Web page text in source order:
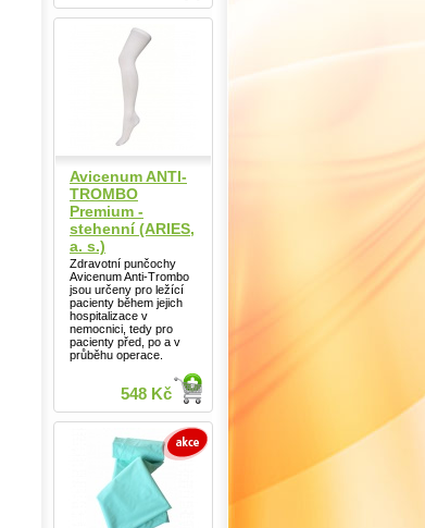
Avicenum ANTI-
TROMBO
Premium -
stehenní (ARIES,
a. s.)
Zdravotní punčochy
Avicenum Anti-Trombo
jsou určeny pro ležící
pacienty během jejich
hospitalizace v
nemocnici, tedy pro
pacienty před, po a v
průběhu operace.
548 Kč